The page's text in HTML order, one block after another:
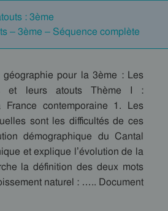
: 3ème
– 3ème – Séquence complète
pour la 3ème : Les
et leurs atouts Thème I :
contemporaine 1. Les
sont les difficultés de ces
démographique du Cantal
et explique l’évolution de la
la définition des deux mots
naturel : ….. Document